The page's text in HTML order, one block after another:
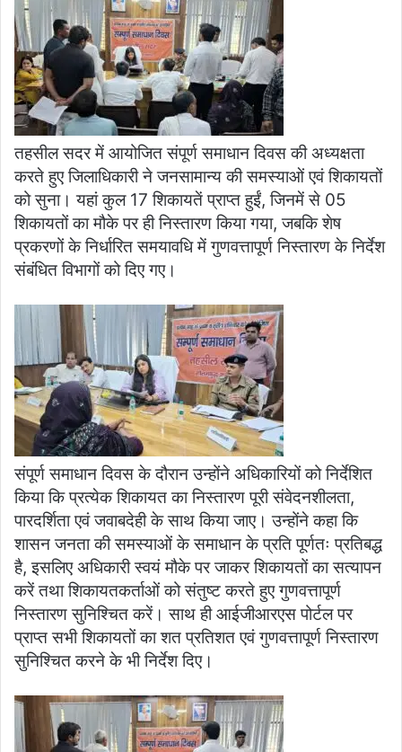
तहसील सदर में आयोजित संपूर्ण समाधान दिवस की अध्यक्षता
करते हुए जिलाधिकारी ने जनसामान्य की समस्याओं एवं शिकायतों
को सुना। यहां कुल 17 शिकायतें प्राप्त हुईं, जिनमें से 05
शिकायतों का मौके पर ही निस्तारण किया गया, जबकि शेष
प्रकरणों के निर्धारित समयावधि में गुणवत्तापूर्ण निस्तारण के निर्देश
संबंधित विभागों को दिए गए।
संपूर्ण समाधान दिवस के दौरान उन्होंने अधिकारियों को निर्देशित
किया कि प्रत्येक शिकायत का निस्तारण पूरी संवेदनशीलता,
पारदर्शिता एवं जवाबदेही के साथ किया जाए। उन्होंने कहा कि
शासन जनता की समस्याओं के समाधान के प्रति पूर्णतः प्रतिबद्ध
है, इसलिए अधिकारी स्वयं मौके पर जाकर शिकायतों का सत्यापन
करें तथा शिकायतकर्ताओं को संतुष्ट करते हुए गुणवत्तापूर्ण
निस्तारण सुनिश्चित करें। साथ ही आईजीआरएस पोर्टल पर
प्राप्त सभी शिकायतों का शत प्रतिशत एवं गुणवत्तापूर्ण निस्तारण
सुनिश्चित करने के भी निर्देश दिए।